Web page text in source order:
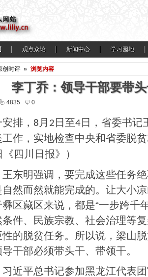
观点众论 新闻中心 学习园地
创时评 » 浏览内容
李丁乔：领导干部要带
4835 0
排， 8 月 2 日至4日，省委书记
作，实地检查中央和省委脱
《四川日报》
）
东明强调，要完成这些任务
然而然就能完成的。让大小
区藏区来说，都是“一步跨千
件、民族宗教、社会治理等
的脱贫任务。所以说，梁山
干部必须带头干、带领干。
近平总书记参加黑龙江代表